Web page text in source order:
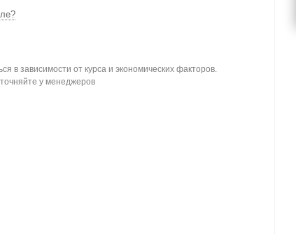
в зависимости от курса и экономических факторов.
у менеджеров